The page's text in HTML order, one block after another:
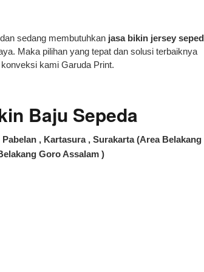
sedang membutuhkan jasa bikin jersey
Maka pilihan yang tepat dan solusi terbaiknya
kami Garuda Print.
Baju Sepeda
, Kartasura , Surakarta (Area Belakang
Goro Assalam )